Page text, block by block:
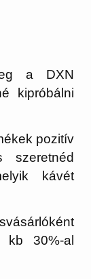
a DXN
kipróbálni
pozitív
kávét
30%-al